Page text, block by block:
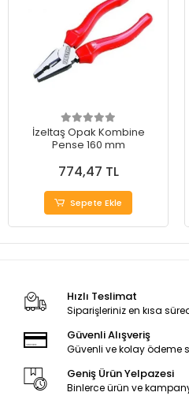
İzeltaş Opak Kombine
Pense 160 mm
774,47 TL
Sepete Ekle
Hızlı Teslimat
Siparişleriniz en kısa
Güvenli Alışveriş
Güvenli ve kolay ödeme
Geniş Ürün Yelpazesi
Binlerce ürün ve